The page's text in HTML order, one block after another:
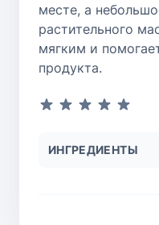
месте, а
растительного
мягким и
продукта.
ИНГРЕДИЕНТЫ